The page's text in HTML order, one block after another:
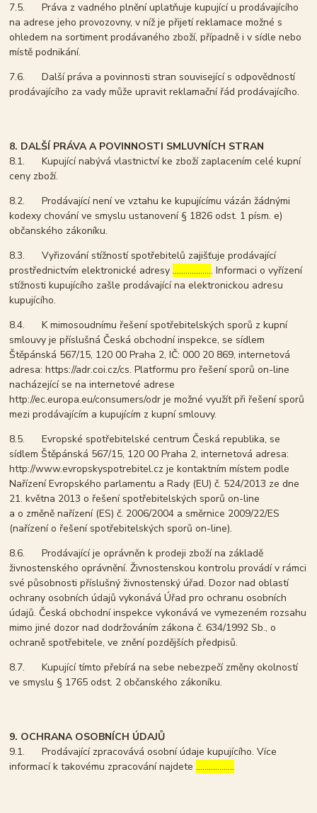
7.5. Práva z vadného plnění uplatňuje kupující u prodávajícího
na adrese jeho provozovny, v níž je přijetí reklamace možné s
ohledem na sortiment prodávaného zboží, případně i v sídle nebo
místě podnikání.
7.6. Další práva a povinnosti stran související s odpovědností
prodávajícího za vady může upravit reklamační řád prodávajícího.
8. DALŠÍ PRÁVA A POVINNOSTI SMLUVNÍCH STRAN
8.1. Kupující nabývá vlastnictví ke zboží zaplacením celé kupní
ceny zboží.
8.2. Prodávající není ve vztahu ke kupujícímu vázán žádnými
kodexy chování ve smyslu ustanovení § 1826 odst. 1 písm. e)
občanského zákoníku.
8.3. Vyřizování stížností spotřebitelů zajišťuje prodávající
prostřednictvím elektronické adresy………………. Informaci o vyřízení
stížnosti kupujícího zašle prodávající na elektronickou adresu
kupujícího.
8.4. K mimosoudnímu řešení spotřebitelských sporů z kupní
smlouvy je příslušná Česká obchodní inspekce, se sídlem
Štěpánská 567/15, 120 00 Praha 2, IČ: 000 20 869, internetová
adresa: https://adr.coi.cz/cs. Platformu pro řešení sporů on-line
nacházející se na internetové adrese
http://ec.europa.eu/consumers/odr je možné využít při řešení sporů
mezi prodávajícím a kupujícím z kupní smlouvy.
8.5. Evropské spotřebitelské centrum Česká republika, se
sídlem Štěpánská 567/15, 120 00 Praha 2, internetová adresa:
http://www.evropskyspotrebitel.cz je kontaktním místem podle
Nařízení Evropského parlamentu a Rady (EU) č. 524/2013 ze dne
21. května 2013 o řešení spotřebitelských sporů on-line
a o změně nařízení (ES) č. 2006/2004 a směrnice 2009/22/ES
(nařízení o řešení spotřebitelských sporů on-line).
8.6. Prodávající je oprávněn k prodeji zboží na základě
živnostenského oprávnění. Živnostenskou kontrolu provádí v rámci
své působnosti příslušný živnostenský úřad. Dozor nad oblastí
ochrany osobních údajů vykonává Úřad pro ochranu osobních
údajů. Česká obchodní inspekce vykonává ve vymezeném rozsahu
mimo jiné dozor nad dodržováním zákona č. 634/1992 Sb., o
ochraně spotřebitele, ve znění pozdějších předpisů.
8.7. Kupující tímto přebírá na sebe nebezpečí změny okolností
ve smyslu § 1765 odst. 2 občanského zákoníku.
9. OCHRANA OSOBNÍCH ÚDAJŮ
9.1. Prodávající zpracovává osobní údaje kupujícího. Více
informací k takovému zpracování najdete………………